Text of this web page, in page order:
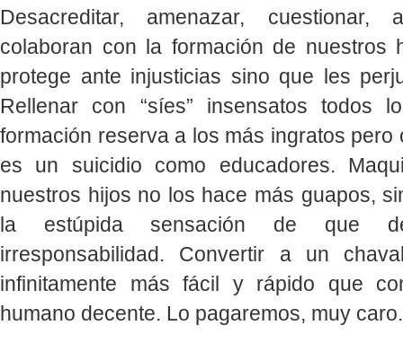
Desacreditar, amenazar, cuestionar,
colaboran con la formación de nuestros
protege ante injusticias sino que les
Rellenar con “síes” insensatos todos
formación reserva a los más ingratos pero
es un suicidio como educadores.
nuestros hijos no los hace más guapos,
la estúpida sensación de que
irresponsabilidad. Convertir a un
infinitamente más fácil y rápido que
humano decente. Lo pagaremos, muy caro.